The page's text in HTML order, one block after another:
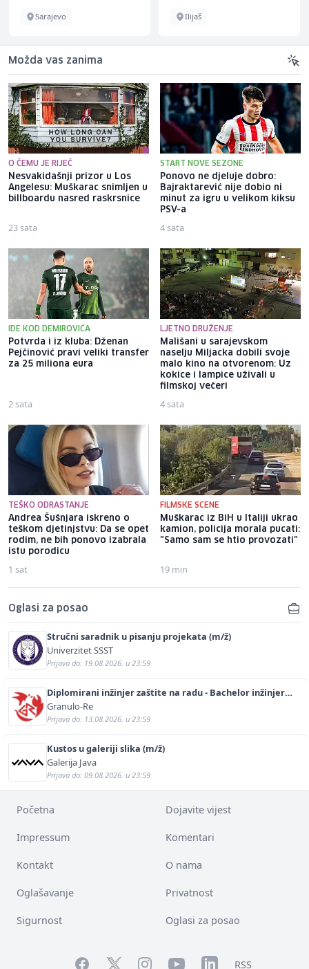
Sarajevo Ilijaš
Možda vas zanima
O ČEMU JE RIJEČ
Nesvakidašnji prizor u Los
Angelesu: Muškarac snimljen u
billboardu nasred raskrsnice
23 sata
START NOVE SEZONE
Ponovo ne djeluje dobro:
Bajraktarević nije dobio ni
minut za igru u velikom kiksu
PSV-a
4 sata
IDE KOD DEMIROVIĆA
Potvrda i iz kluba: Dženan
Pejčinović pravi veliki transfer
za 25 miliona eura
2 sata
LJETNO DRUŽENJE
Mališani u sarajevskom
naselju Miljacka dobili svoje
malo kino na otvorenom: Uz
kokice i lampice uživali u
filmskoj večeri
4 sata
TEŠKO ODRASTANJE
Andrea Šušnjara iskreno o
teškom djetinjstvu: Da se opet
rodim, ne bih ponovo izabrala
istu porodicu
1 sat
FILMSKE SCENE
Muškarac iz BiH u Italiji ukrao
kamion, policija morala pucati:
"Samo sam se htio provozati"
19 min
Oglasi za posao
Stručni saradnik u pisanju projekata (m/ž)
Univerzitet SSST
Prijava do: 19.08.2026. u 23:59
Diplomirani inžinjer zaštite na radu - Bachelor inžinjer
sigurnosti i pomoći (m/ž)
Granulo-Re
Prijava do: 13.08.2026. u 23:59
Kustos u galeriji slika (m/ž)
Galerija Java
Prijava do: 09.08.2026. u 23:59
Početna Dojavite vijest
Impressum Komentari
Kontakt O nama
Oglašavanje Privatnost
Sigurnost Oglasi za posao
FacebookTwitterInstagramYouTubeLinkedInRSS